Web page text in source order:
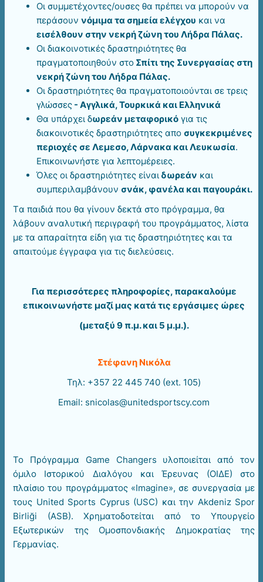
Οι συμμετέχοντες/ουσες θα πρέπει να μπορούν να
περάσουν νόμιμα τα σημεία ελέγχου και να
εισέλθουν στην νεκρή ζώνη του Λήδρα Πάλας.
Οι διακοινοτικές δραστηριότητες θα
πραγματοποιηθούν στο Σπίτι της Συνεργασίας στη
νεκρή ζώνη του Λήδρα Πάλας.
Οι δραστηριότητες θα πραγματοποιούνται σε τρεις
γλώσσες - Αγγλικά, Τουρκικά και Ελληνικά
Θα υπάρχει δωρεάν μεταφορικό για τις
διακοινοτικές δραστηριότητες απο συγκεκριμένες
περιοχές σε Λεμεσο, Λάρνακα και Λευκωσία.
Επικοινωνήστε για λεπτομέρειες.
Όλες οι δραστηριότητες είναι δωρεάν και
συμπεριλαμβάνουν σνάκ, φανέλα και παγουράκι.
Tα παιδιά που θα γίνουν δεκτά στο πρόγραμμα, θα
λάβουν αναλυτική περιγραφή του προγράμματος, λίστα
με τα απαραίτητα είδη για τις δραστηριότητες και τα
απαιτούμε έγγραφα για τις διελεύσεις.
Για περισσότερες πληροφορίες, παρακαλούμε
επικοινωνήστε μαζί μας κατά τις εργάσιμες ώρες
(μεταξύ 9 π.μ. και 5 μ.μ.).
Στέφανη Νικόλα
Τηλ: +357 22 445 740 (ext. 105)
Email: snicolas@unitedsportscy.com
Το Πρόγραμμα Game Changers υλοποιείται από τον
όμιλο Ιστορικού Διαλόγου και Έρευνας (ΟΙΔΕ) στο
πλαίσιο του προγράμματος «Imagine», σε συνεργασία με
τους United Sports Cyprus (USC) και την Akdeniz Spor
Birliği (ASB). Χρηματοδοτείται από το Υπουργείο
Εξωτερικών της Ομοσπονδιακής Δημοκρατίας της
Γερμανίας.